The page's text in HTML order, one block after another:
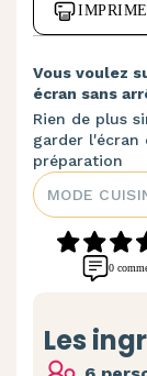
Vous voulez
écran sans
Rien de plus
garder l'écran
préparation
MODE
0
Les